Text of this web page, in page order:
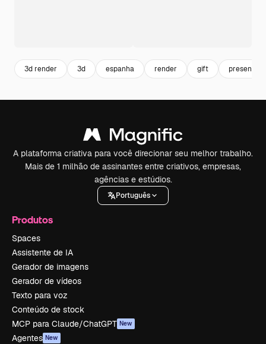
3d render 3d espanha render gift presente
A plataforma criativa para você direcionar seu melhor trabalho.
Mais de 1 milhão de assinantes entre criativos, empresas,
agências e estúdios.
Português
Produtos
Spaces
Assistente de IA
Gerador de imagens
Gerador de vídeos
Texto para voz
Conteúdo de stock
MCP para Claude/ChatGPT New
Agentes New